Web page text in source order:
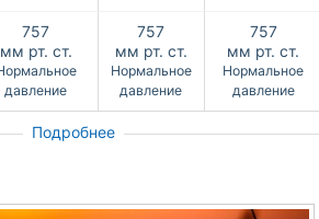
757
мм рт. ст.
давление
757
мм рт. ст.
Нормальное
давление
757
мм рт. ст.
Нормальное
давление
Подробнее